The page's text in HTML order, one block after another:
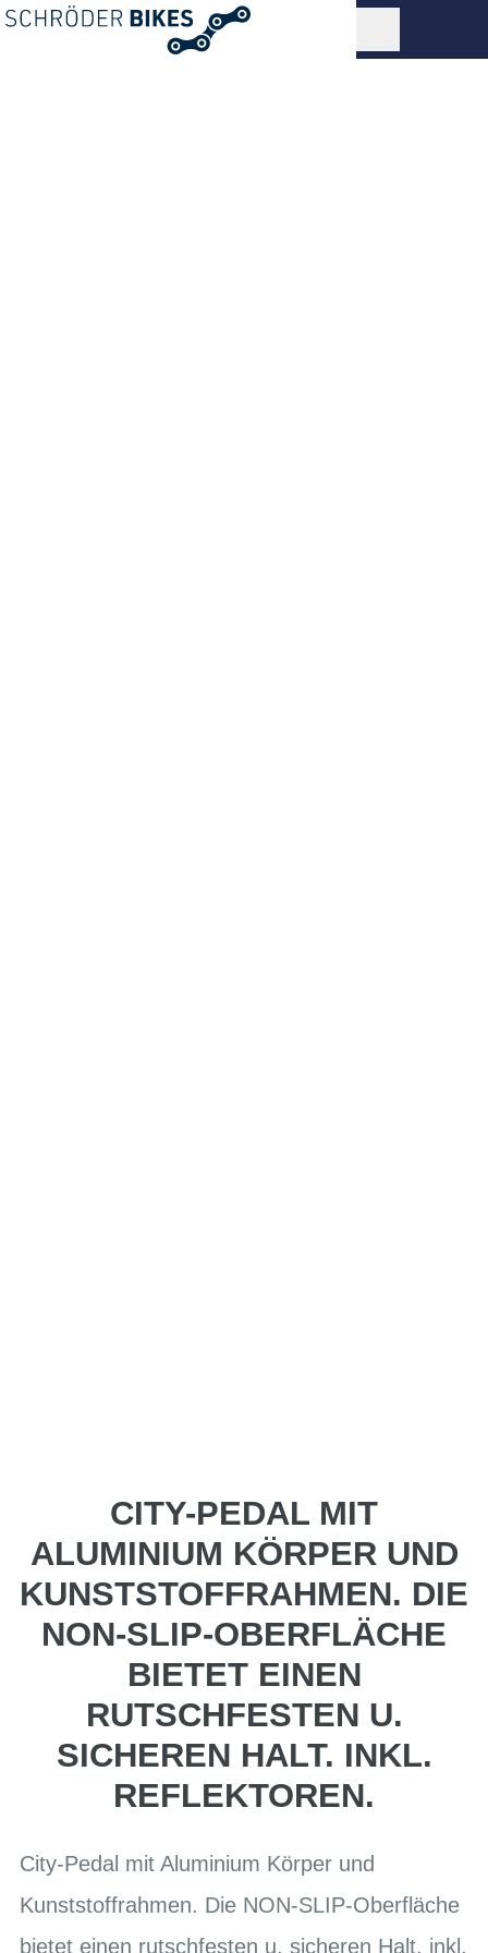
CITY-PEDAL MIT
ALUMINIUM KÖRPER UND
KUNSTSTOFFRAHMEN. DIE
NON-SLIP-OBERFLÄCHE
BIETET EINEN
RUTSCHFESTEN U.
SICHEREN HALT. INKL.
REFLEKTOREN.
City-Pedal mit Aluminium Körper und
Kunststoffrahmen. Die NON-SLIP-Oberfläche
bietet einen rutschfesten u. sicheren Halt. inkl.